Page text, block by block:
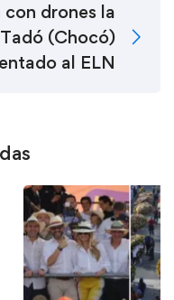
drones la
(Chocó)
al ELN